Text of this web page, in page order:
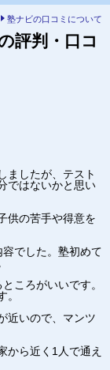
塾ナビの口コミについて
評判・口コ
ましたが、テスト
ではないかと思い
供の苦手や得意を
でした。塾初めて
ころがいいです。
近いので、マンツ
から近く1人で通え